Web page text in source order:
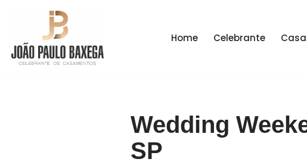
para
o
Home Celebrante
Wedding
SP